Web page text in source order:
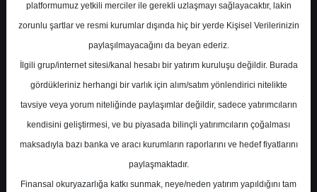
En Yüksek Tahmin
Ortalama Fiyat Tahmini 20,31 ₺
Ortalama Getiri Potansiyeli %9.69
platformumuz yetkili merciler ile gerekli uzlaşmayı sağlayacaktır, lakin
zorunlu şartlar ve resmi kurumlar dışında hiç bir yerde Kişisel Verilerinizin
paylaşılmayacağını da beyan ederiz.
İlgili grup/internet sitesi/kanal hesabı bir yatırım kuruluşu değildir. Burada
gördükleriniz herhangi bir varlık için alım/satım yönlendirici nitelikte
tavsiye veya yorum niteliğinde paylaşımlar değildir, sadece yatırımcıların
kendisini geliştirmesi, ve bu piyasada bilinçli yatırımcıların çoğalması
maksadıyla bazı banka ve aracı kurumların raporlarını ve hedef fiyatlarını
paylaşmaktadır.
Finansal okuryazarlığa katkı sunmak, neye/neden yatırım yapıldığını tam